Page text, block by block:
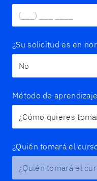
¿Su solicitud es en
Método de
¿Quién tomará el